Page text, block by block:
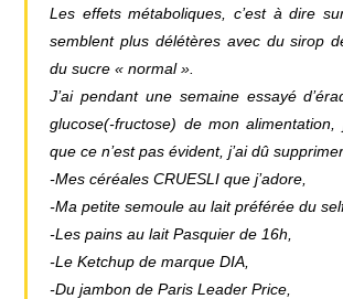
Les effets métaboliques, c’est à dire
semblent plus délétères avec du sirop
du sucre « normal ».
J’ai pendant une semaine essayé
glucose(-fructose) de mon
que ce n’est pas évident, j’ai dû
-Mes céréales CRUESLI que j’adore,
-Ma petite semoule au lait préférée du
-Les pains au lait Pasquier de 16h,
-Le Ketchup de marque DIA,
-Du jambon de Paris Leader Price,